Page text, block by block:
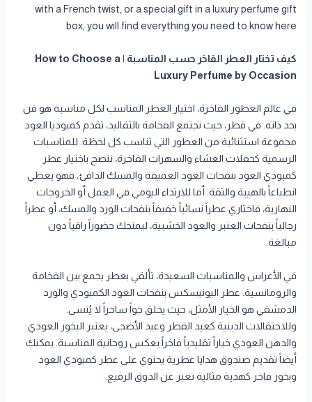
with a French twist, or a special gift in a luxury perfume gift
box, you will find everything you need to know here.
كيف تختار العطر الفاخر حسب المناسبة | How to Choose a
Luxury Perfume by Occasion
في عالم العطور الفاخرة، اختيار العطر المناسب لكل مناسبة هو فن
بحد ذاته. في قطر، حيث تجتمع الفخامة بالتقاليد، تقدم كمبوديا العود
مجموعة استثنائية من العطور التي تناسب كل لحظة. للمناسبات
الرسمية كحفلات العشاء والسهرات الفاخرة، ننصح باختيار عطر
كمبودي العود بنفحات العود العميقة والمسك الدافئ، فهو يعطي
انطباعاً بالهيبة والثقة. أما للارتداء اليومي في العمل أو الخروجات
النهارية، فاختاري عطراً نسائياً خفيفاً بنفحات الورد والمسك، أو عطراً
رجالياً بنفحات العنبر والعود الخشبية، ليمنحك حضوراً راقياً دون
مبالغة.
في الأعراس والمناسبات السعيدة، تألقي بعطر يجمع بين الفخامة
والرومانسية. عطر اليونيسكس بنفحات العود الكمبودي والورد
الدمشقي هو الخيار الأمثل، حيث يخلق جواً ساحراً لا يُنسى.
وللاحتفالات الدينية كعيد الفطر وعيد الأضحى، يعتبر البخور العودي
والدهن العودي خياراً تقليدياً فاخراً يعكس روحانية المناسبة. يمكنك
أيضاً تقديم صندوق هدايا عطرية يحتوي على عطر كمبودي العود
وبخور فاخر كهدية مثالية تعبر عن الذوق الرفيع.